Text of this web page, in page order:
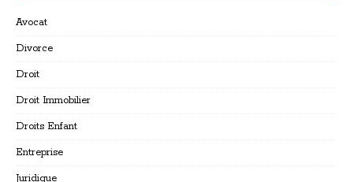
Avocat
Divorce
Droit
Droit Immobilier
Droits Enfant
Entreprise
Juridique